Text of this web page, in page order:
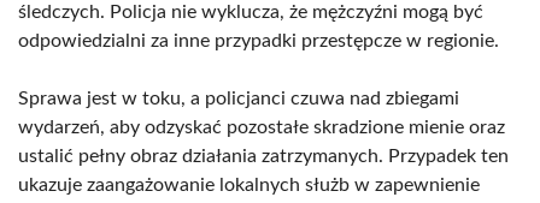
śledczych. Policja nie wyklucza, że mężczyźni mogą być
odpowiedzialni za inne przypadki przestępcze w regionie.
Sprawa jest w toku, a policjanci czuwa nad zbiegami
wydarzeń, aby odzyskać pozostałe skradzione mienie oraz
ustalić pełny obraz działania zatrzymanych. Przypadek ten
ukazuje zaangażowanie lokalnych służb w zapewnienie